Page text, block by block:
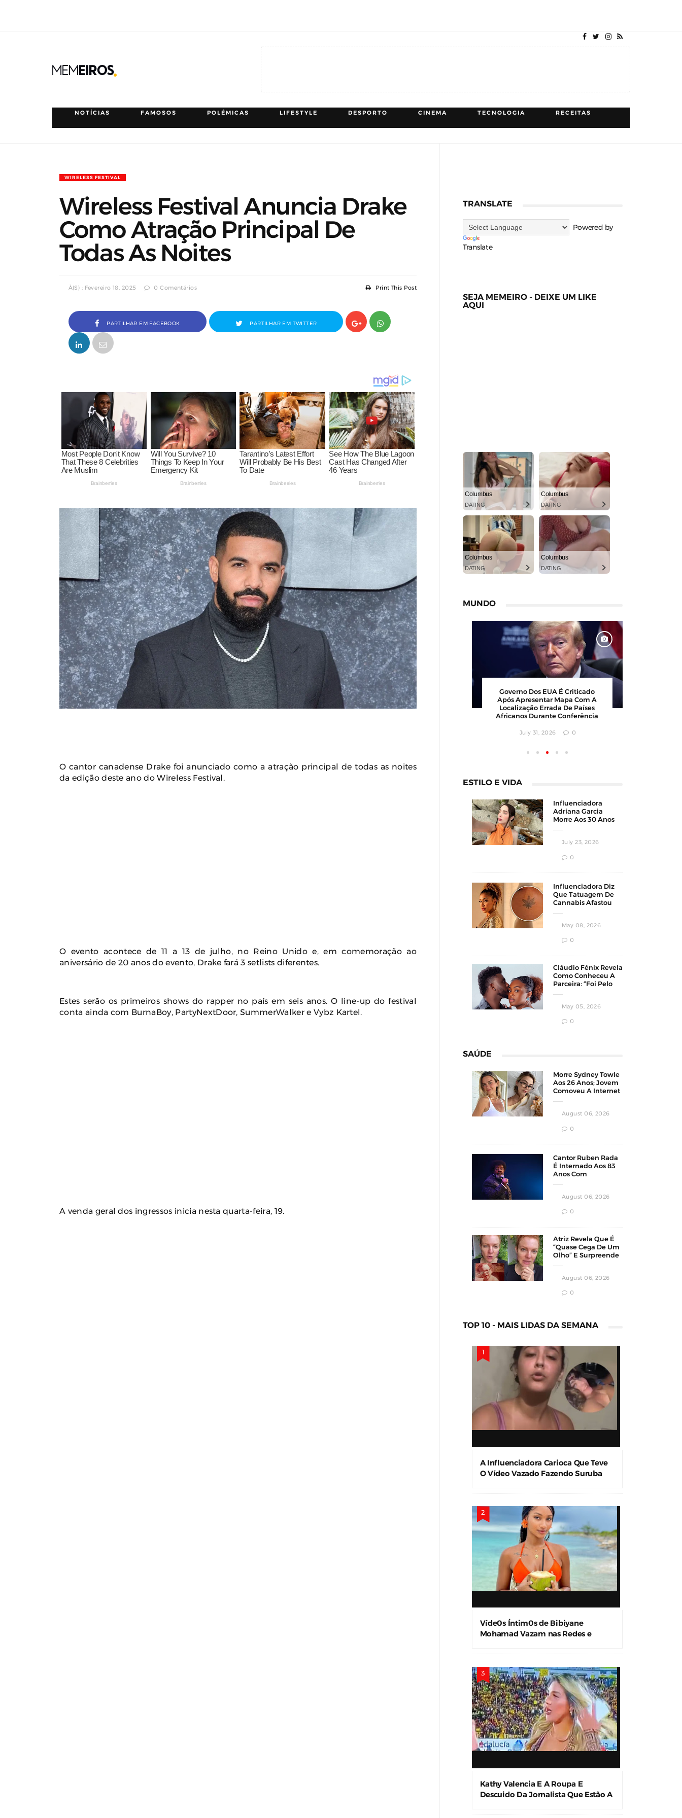
NOTÍCIAS FAMOSOS POLÉMICAS LIFESTYLE DESPORTO CINEMA TECNOLOGIA RECEITAS
WIRELESS FESTIVAL
Wireless Festival Anuncia Drake
Como Atração Principal De
Todas As Noites
À(s) : Fevereiro 18, 2025 0 Comentários Print This Post
PARTILHAR EM FACEBOOK PARTILHAR EM TWITTER
O cantor canadense Drake foi anunciado como a atração principal de todas as noites
da edição deste ano do Wireless Festival.
O evento acontece de 11 a 13 de julho, no Reino Unido e, em comemoração ao
aniversário de 20 anos do evento, Drake fará 3 setlists diferentes.
Estes serão os primeiros shows do rapper no país em seis anos. O line-up do festival
conta ainda com BurnaBoy, PartyNextDoor, SummerWalker e Vybz Kartel.
A venda geral dos ingressos inicia nesta quarta-feira, 19.
TRANSLATE
Powered by
Translate
SEJA MEMEIRO - DEIXE UM LIKE
AQUI
Columbus
DATING
Columbus
DATING
Columbus
DATING
Columbus
DATING
MUNDO
Barbearia Nudista Viraliza Ao
Atrair Clientes Com Conceito
Inusitado E Faturamento
Milionário
July 30, 2026 0
Karyna Shuliak Pode Herdar Até
US$ 100 Milhões Da Fortuna De
Jeffrey Epstein, Apontam
Calor Extremo Na Coreia Do Sul
Faz 16 Mortes Com Temperaturas
Próximas Dos 42ºC
Polícia Investiga Morte De
Modelo Encontrada Em Mala
Após Viagem Pela Europa
ESTILO E VIDA
Influenciadora
Adriana Garcia
Morre Aos 30 Anos
Estético
July 23, 2026
0
Influenciadora Diz
Que Tatuagem De
Cannabis Afastou
May 08, 2026
0
Cláudio Fénix Revela
Como Conheceu A
Parceira: “Foi Pelo
May 05, 2026
0
SAÚDE
Morre Sydney Towle
Aos 26 Anos; Jovem
Comoveu A Internet
Câncer
August 06, 2026
0
Cantor Ruben Rada
É Internado Aos 83
Anos Com
August 06, 2026
0
Atriz Revela Que É
“Quase Cega De Um
Olho” E Surpreende
August 06, 2026
0
TOP 10 - MAIS LIDAS DA SEMANA
A Influenciadora Carioca Que Teve
O Vídeo Vazado Fazendo Suruba
Víde0s Íntim0s de Bibiyane
Mohamad Vazam nas Redes e
Kathy Valencia E A Roupa E
Descuido Da Jornalista Que Estão A